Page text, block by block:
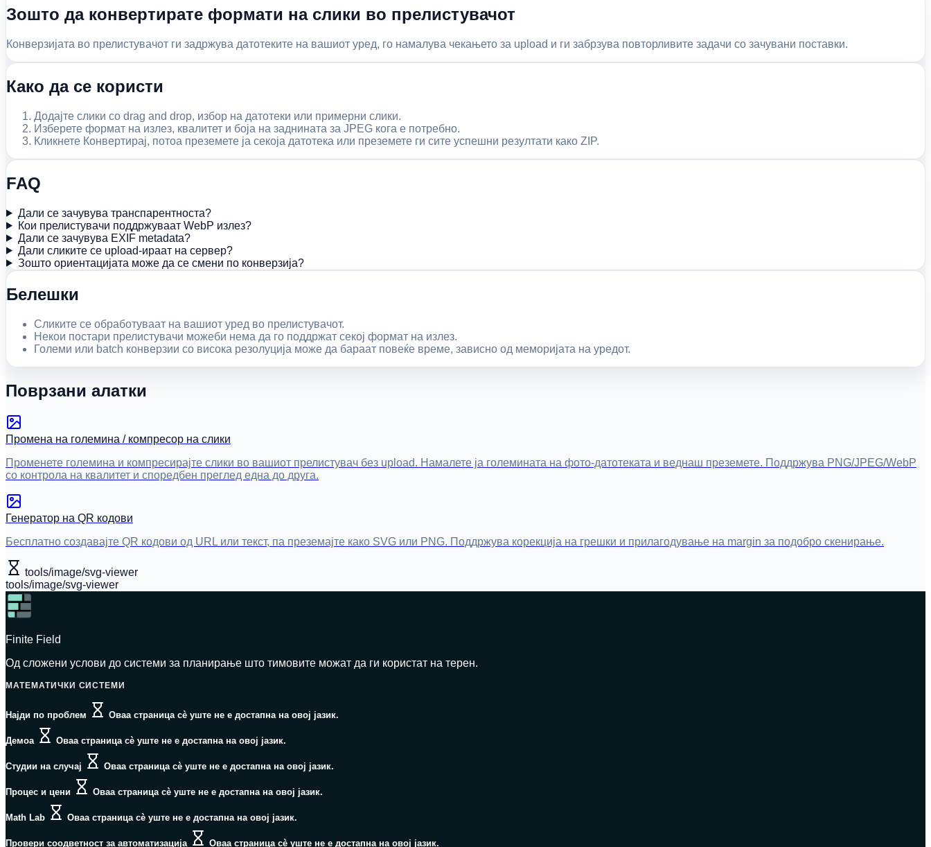
Зошто да конвертирате формати на слики во прелистувачот
Конверзијата во прелистувачот ги задржува датотеките на вашиот уред, го намалува чекањето за upload и ги забрзува повторливите задачи со зачувани поставки.
Како да се користи
Додајте слики со drag and drop, избор на датотеки или примерни слики.
Изберете формат на излез, квалитет и боја на заднината за JPEG кога е потребно.
Кликнете Конвертирај, потоа преземете ја секоја датотека или преземете ги сите успешни резултати како ZIP.
FAQ
Дали се зачувува транспарентноста?
Кои прелистувачи поддржуваат WebP излез?
Дали се зачувува EXIF metadata?
Дали сликите се upload-ираат на сервер?
Зошто ориентацијата може да се смени по конверзија?
Белешки
Сликите се обработуваат на вашиот уред во прелистувачот.
Некои постари прелистувачи можеби нема да го поддржат секој формат на излез.
Големи или batch конверзии со висока резолуција може да бараат повеќе време, зависно од меморијата на уредот.
Поврзани алатки
Промена на големина / компресор на слики
Променете големина и компресирајте слики во вашиот прелистувач без upload. Намалете ја големината на фото-датотеката и веднаш преземете. Поддржува PNG/JPEG/WebP
со контрола на квалитет и споредбен преглед една до друга.
Генератор на QR кодови
Бесплатно создавајте QR кодови од URL или текст, па преземајте како SVG или PNG. Поддржува корекција на грешки и прилагодување на margin за подобро скенирање.
tools/image/svg-viewer
tools/image/svg-viewer
Finite Field
Од сложени услови до системи за планирање што тимовите можат да ги користат на терен.
МАТЕМАТИЧКИ СИСТЕМИ
Најди по проблем Оваа страница сè уште не е достапна на овој јазик.
Демоа Оваа страница сè уште не е достапна на овој јазик.
Студии на случај Оваа страница сè уште не е достапна на овој јазик.
Процес и цени Оваа страница сè уште не е достапна на овој јазик.
Math Lab Оваа страница сè уште не е достапна на овој јазик.
Провери соодветност за автоматизација Оваа страница сè уште не е достапна на овој јазик.